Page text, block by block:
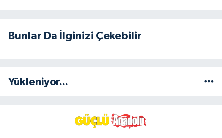
Bunlar Da İlginizi Çekebilir
Yükleniyor...